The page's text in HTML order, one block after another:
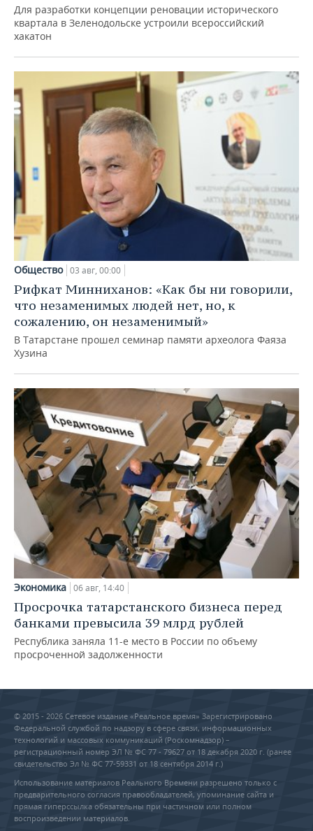
Для разработки концепции реновации исторического
квартала в Зеленодольске устроили всероссийский
хакатон
Общество 03 авг, 00:00
Рифкат Минниханов: «Как бы ни говорили,
что незаменимых людей нет, но, к
сожалению, он незаменимый»
В Татарстане прошел семинар памяти археолога Фаяза
Хузина
Экономика 06 авг, 14:40
Просрочка татарстанского бизнеса перед
банками превысила 39 млрд рублей
Республика заняла 11-е место в России по объему
просроченной задолженности
© 2015 - 2026 Сетевое издание «Реальное время» Зарегистрировано
Федеральной службой по надзору в сфере связи, информационных
технологий и массовых коммуникаций (Роскомнадзор) –
регистрационный номер ЭЛ № ФС 77 - 79627 от 18 декабря 2020 г. (ранее
свидетельство Эл № ФС 77-59331 от 18 сентября 2014 г.)
Использование материалов Реального Времени разрешено только с
предварительного согласия правообладателей, упоминание сайта и
прямая гиперссылка обязательны при частичном или полном
воспроизведении материалов.